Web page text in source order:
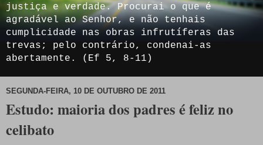
justiça e verdade. Procurai o que é
agradável ao Senhor, e não tenhais
cumplicidade nas obras infrutíferas das
trevas; pelo contrário, condenai-as
abertamente. (Ef 5, 8-11)
SEGUNDA-FEIRA, 10 DE OUTUBRO DE 2011
Estudo: maioria dos padres é feliz no
celibato